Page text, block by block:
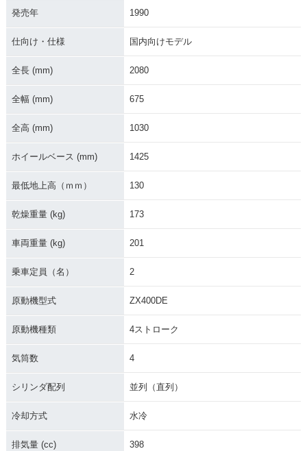
発売年 1990
仕向け・仕様 国内向けモデル
全長 (mm) 2080
全幅 (mm) 675
全高 (mm) 1030
ホイールベース (mm) 1425
最低地上高（ｍｍ） 130
乾燥重量 (kg) 173
車両重量 (kg) 201
乗車定員（名） 2
原動機型式 ZX400DE
原動機種類 4ストローク
気筒数 4
シリンダ配列 並列（直列）
冷却方式 水冷
排気量 (cc) 398